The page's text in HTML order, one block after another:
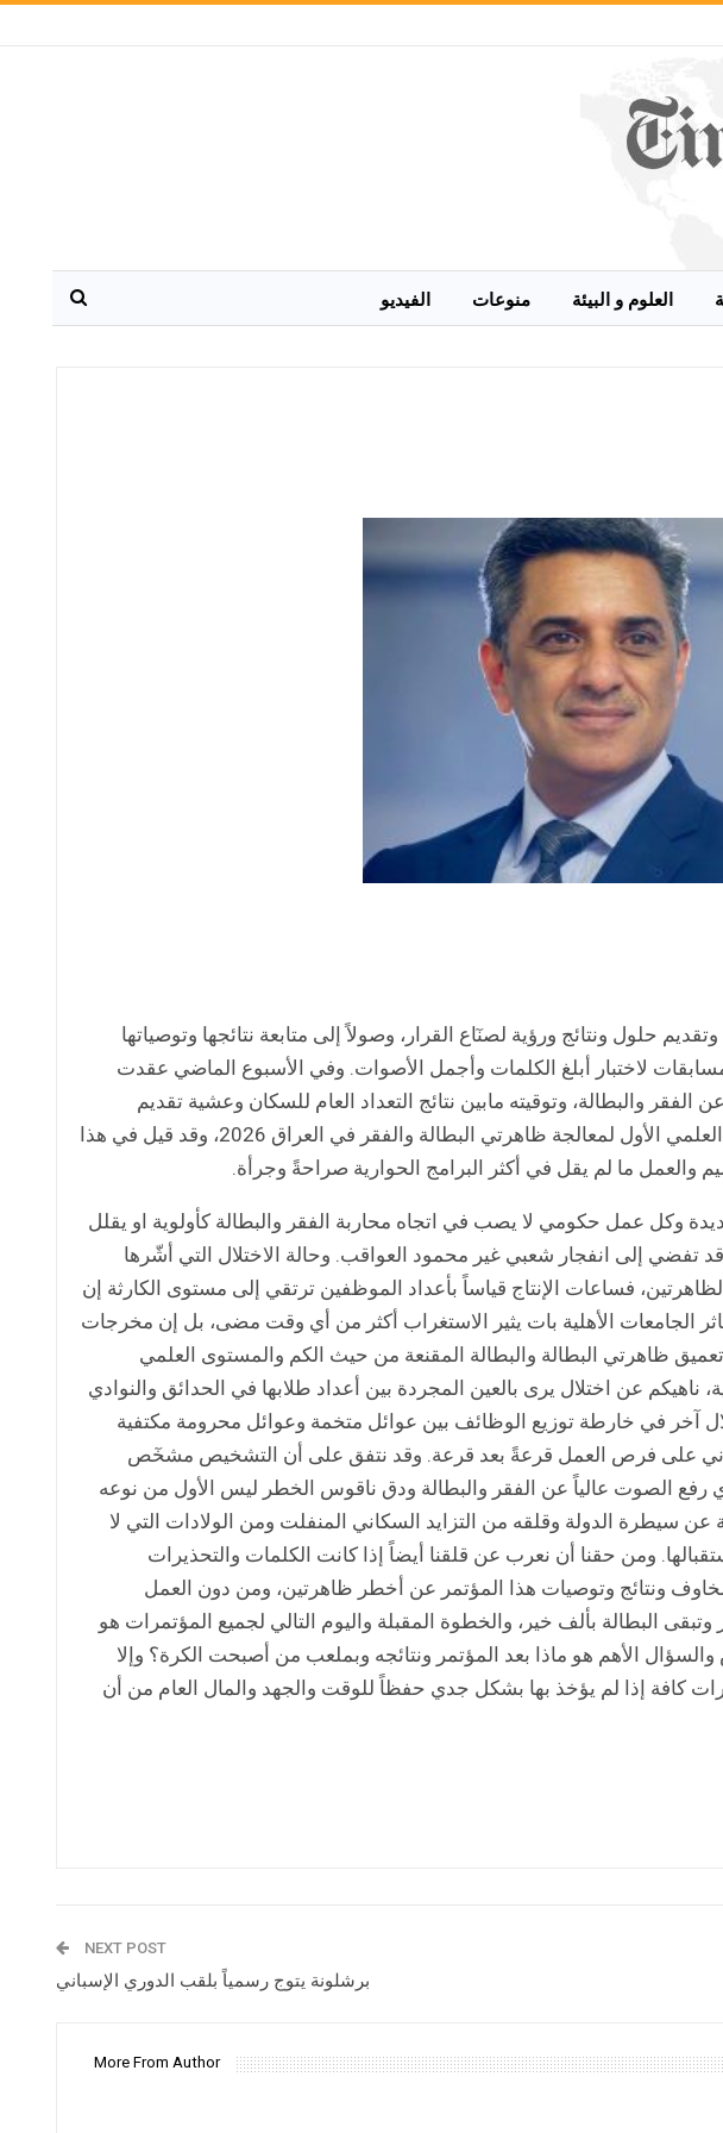
العلوم و البيئة منوعات الفيديو
حلول ونتائج ورؤية لصنٓاع القرار، وصولاً إلى متابعة نتائجها وتوصياتها
لاختبار أبلغ الكلمات وأجمل الأصوات. وفي الأسبوع الماضي عقدت
والبطالة، وتوقيته مابين نتائج التعداد العام للسكان وعشية تقديم
البرنامج الحكومي لمجلس النواب، وهو المؤتمر العلمي الأول لمعالجة ظاهرتي البطالة والفقر في العراق 2026، وقد قيل في هذا
والعمل ما لم يقل في أكثر البرامج الحوارية صراحةً وجرأة.
وكل عمل حكومي لا يصب في اتجاه محاربة الفقر والبطالة كأولوية او يقلل
إلى انفجار شعبي غير محمود العواقب. وحالة الاختلال التي أشّرها
فساعات الإنتاج قياساً بأعداد الموظفين ترتقي إلى مستوى الكارثة إن
الجامعات الأهلية بات يثير الاستغراب أكثر من أي وقت مضى، بل إن مخرجات
ظاهرتي البطالة والبطالة المقنعة من حيث الكم والمستوى العلمي
ناهيكم عن اختلال يرى بالعين المجردة بين أعداد طلابها في الحدائق والنوادي
آخر في خارطة توزيع الوظائف بين عوائل متخمة وعوائل محرومة مكتفية
على فرص العمل قرعةً بعد قرعة. وقد نتفق على أن التشخيص مشخٓص
رفع الصوت عالياً عن الفقر والبطالة ودق ناقوس الخطر ليس الأول من نوعه
سيطرة الدولة وقلقه من التزايد السكاني المنفلت ومن الولادات التي لا
ومن حقنا أن نعرب عن قلقنا أيضاً إذا كانت الكلمات والتحذيرات
ونتائج وتوصيات هذا المؤتمر عن أخطر ظاهرتين، ومن دون العمل
وتبقى البطالة بألف خير، والخطوة المقبلة واليوم التالي لجميع المؤتمرات هو
الأهم هو ماذا بعد المؤتمر ونتائجه وبملعب من أصبحت الكرة؟ وإلا
كافة إذا لم يؤخذ بها بشكل جدي حفظاً للوقت والجهد والمال العام من أن
NEXT POST
برشلونة يتوج رسمياً بلقب الدوري الإسباني
More From Author